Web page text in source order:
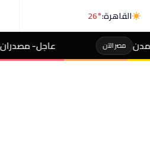
القاهرة:26°
عاجل- مصدران لـ«رويترز»: السعودية